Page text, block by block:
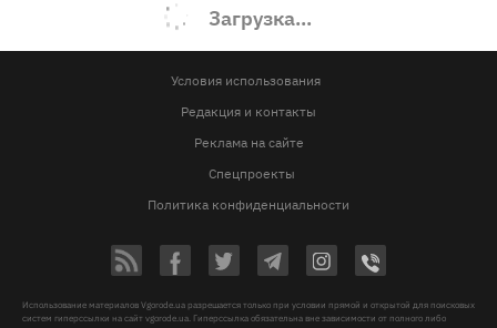
Загрузка...
Условия использования
Редакция и контакты
Реклама на сайте
Спецпроекты
Политика конфиденциальности
Использование материалов Vgorode.ua разрешается только при условии прямой и открытой для поисковых
систем гиперссылки на сайт vgorode.ua. Гиперссылка обязательна вне зависимости от полного либо